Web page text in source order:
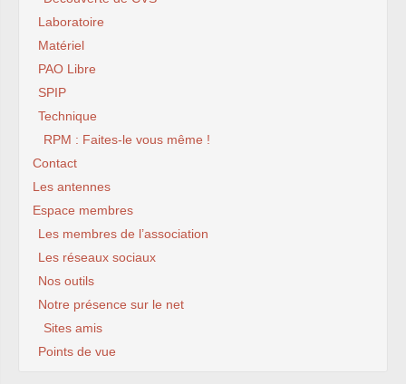
Laboratoire
Matériel
PAO Libre
SPIP
Technique
RPM : Faites-le vous même !
Contact
Les antennes
Espace membres
Les membres de l’association
Les réseaux sociaux
Nos outils
Notre présence sur le net
Sites amis
Points de vue